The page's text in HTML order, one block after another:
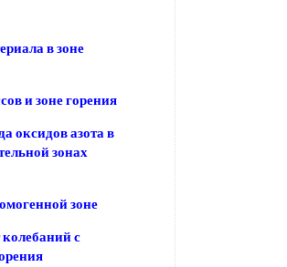
в зоне
и зоне горения
оксидов азота в
зонах
зоне
колебаний с